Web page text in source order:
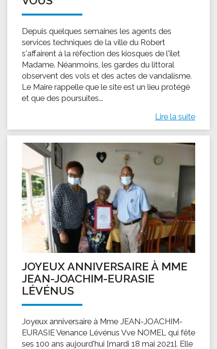
Depuis quelques semaines les agents des
services techniques de la ville du Robert
s'affairent à la réfection des kiosques de l'îlet
Madame. Néanmoins, les gardes du littoral
observent des vols et des actes de vandalisme.
Le Maire rappelle que le site est un lieu protégé
et que des poursuites...
Lire la suite
JOYEUX ANNIVERSAIRE À MME
JEAN-JOACHIM-EURASIE
LÉVÉNUS
Joyeux anniversaire à Mme JEAN-JOACHIM-
EURASIE Venance Lévénus Vve NOMEL qui fête
ses 100 ans aujourd'hui [mardi 18 mai 2021]. Elle